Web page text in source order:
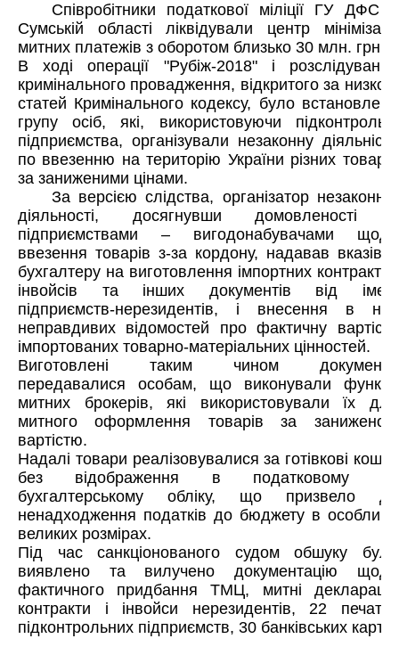
Співробітники податкової міліції ГУ ДФС у
Сумській області ліквідували центр мінімізації
митних платежів з оборотом близько 30 млн. грн.
В ході операції "Рубіж-2018" і розслідування
кримінального провадження, відкритого за низкою
статей Кримінального кодексу, було встановлено
групу осіб, які, використовуючи підконтрольні
підприємства, організували незаконну діяльність
по ввезенню на територію України різних товарів
за заниженими цінами.
За версією слідства, організатор незаконної
діяльності, досягнувши домовленості з
підприємствами – вигодонабувачами щодо
ввезення товарів з-за кордону, надавав вказівки
бухгалтеру на виготовлення імпортних контрактів,
інвойсів та інших документів від імені
підприємств-нерезидентів, і внесення в них
неправдивих відомостей про фактичну вартість
імпортованих товарно-матеріальних цінностей.
Виготовлені таким чином документи
передавалися особам, що виконували функції
митних брокерів, які використовували їх для
митного оформлення товарів за заниженою
вартістю.
Надалі товари реалізовувалися за готівкові кошти
без відображення в податковому та
бухгалтерському обліку, що призвело до
ненадходження податків до бюджету в особливо
великих розмірах.
Під час санкціонованого судом обшуку було
виявлено та вилучено документацію щодо
фактичного придбання ТМЦ, митні декларації,
контракти і інвойси нерезидентів, 22 печатки
підконтрольних підприємств, 30 банківських карт.